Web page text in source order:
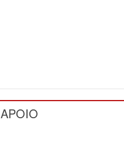
APOIO